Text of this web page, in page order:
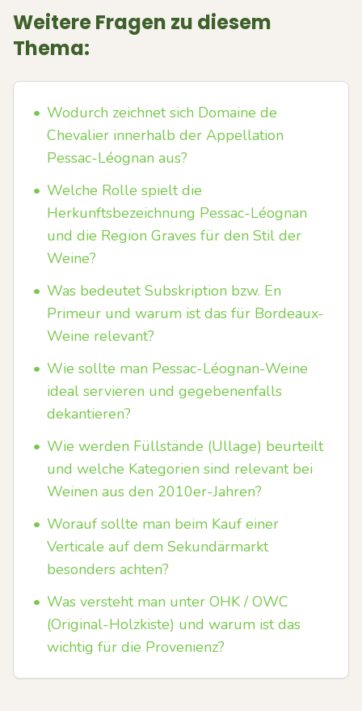
Weitere Fragen zu diesem
Thema:
• Wodurch zeichnet sich Domaine de
Chevalier innerhalb der Appellation
Pessac-Léognan aus?
• Welche Rolle spielt die
Herkunftsbezeichnung Pessac-Léognan
und die Region Graves für den Stil der
Weine?
• Was bedeutet Subskription bzw. En
Primeur und warum ist das für Bordeaux-
Weine relevant?
• Wie sollte man Pessac-Léognan-Weine
ideal servieren und gegebenenfalls
dekantieren?
• Wie werden Füllstände (Ullage) beurteilt
und welche Kategorien sind relevant bei
Weinen aus den 2010er-Jahren?
• Worauf sollte man beim Kauf einer
Verticale auf dem Sekundärmarkt
besonders achten?
• Was versteht man unter OHK / OWC
(Original-Holzkiste) und warum ist das
wichtig für die Provenienz?